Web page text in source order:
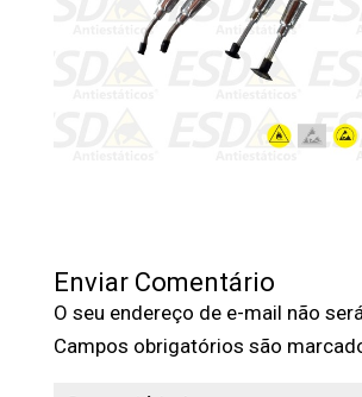
Enviar Comentário
O seu endereço de e-mail não
Campos obrigatórios são